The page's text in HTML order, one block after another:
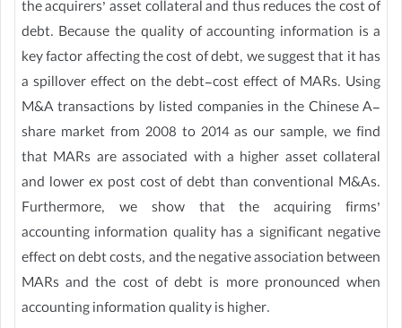
the acquirers’ asset collateral and thus reduces the cost of
debt. Because the quality of accounting information is a
key factor affecting the cost of debt, we suggest that it has
a spillover effect on the debt-cost effect of MARs. Using
M&A transactions by listed companies in the Chinese A-
share market from 2008 to 2014 as our sample, we find
that MARs are associated with a higher asset collateral
and lower ex post cost of debt than conventional M&As.
Furthermore, we show that the acquiring firms’
accounting information quality has a significant negative
effect on debt costs, and the negative association between
MARs and the cost of debt is more pronounced when
accounting information quality is higher.